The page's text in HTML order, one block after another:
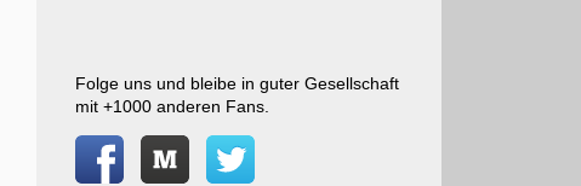
Folge uns und bleibe in guter Gesellschaft
mit +1000 anderen Fans.